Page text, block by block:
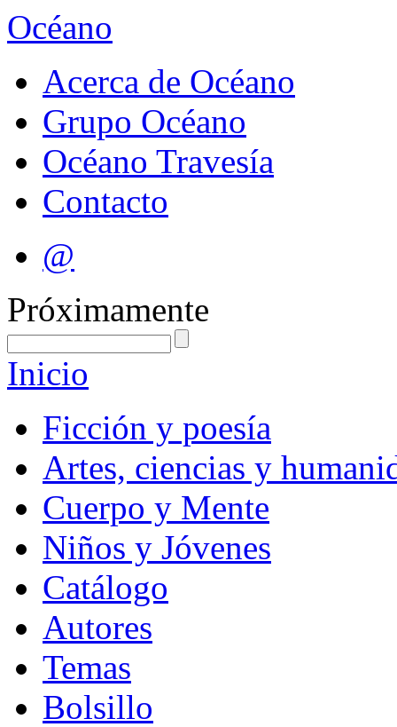
Océano
Acerca de Océano
Grupo Océano
Océano Travesía
Contacto
@
Próximamente
Inicio
Ficción y poesía
Artes, ciencias y
Cuerpo y Mente
Niños y Jóvenes
Catálogo
Autores
Temas
Bolsillo